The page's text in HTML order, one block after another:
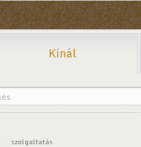
Kínál
szolgaltatás